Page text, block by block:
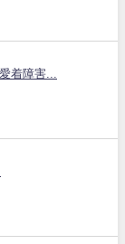
着障害...